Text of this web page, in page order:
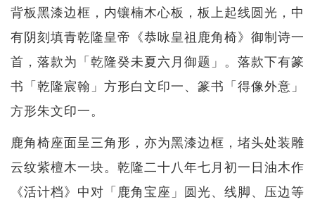
背板黑漆边框，内镶楠木心板，板上起线圆光，中
有阴刻填青乾隆皇帝《恭咏皇祖鹿角椅》御制诗一
首，落款为「乾隆癸未夏六月御题」。落款下有篆
书「乾隆宸翰」方形白文印一、篆书「得像外意」
方形朱文印一。
鹿角椅座面呈三角形，亦为黑漆边框，堵头处装雕
云纹紫檀木一块。乾隆二十八年七月初一日油木作
《活计档》中对「鹿角宝座」圆光、线脚、压边等